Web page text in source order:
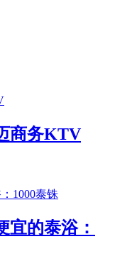
商务KTV
宜的泰浴：